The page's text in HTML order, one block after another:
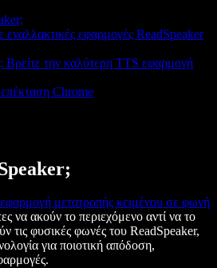
εναλλακτικές εφαρμογές ReadSpeaker
Βρείτε την καλύτερη TTS εφαρμογή
Chrome
εφαρμογή μετατροπής κειμένου σε φωνή
να ακούν το περιεχόμενο αντί να το
τις φυσικές φωνές του ReadSpeaker,
για ποιοτική απόδοση,